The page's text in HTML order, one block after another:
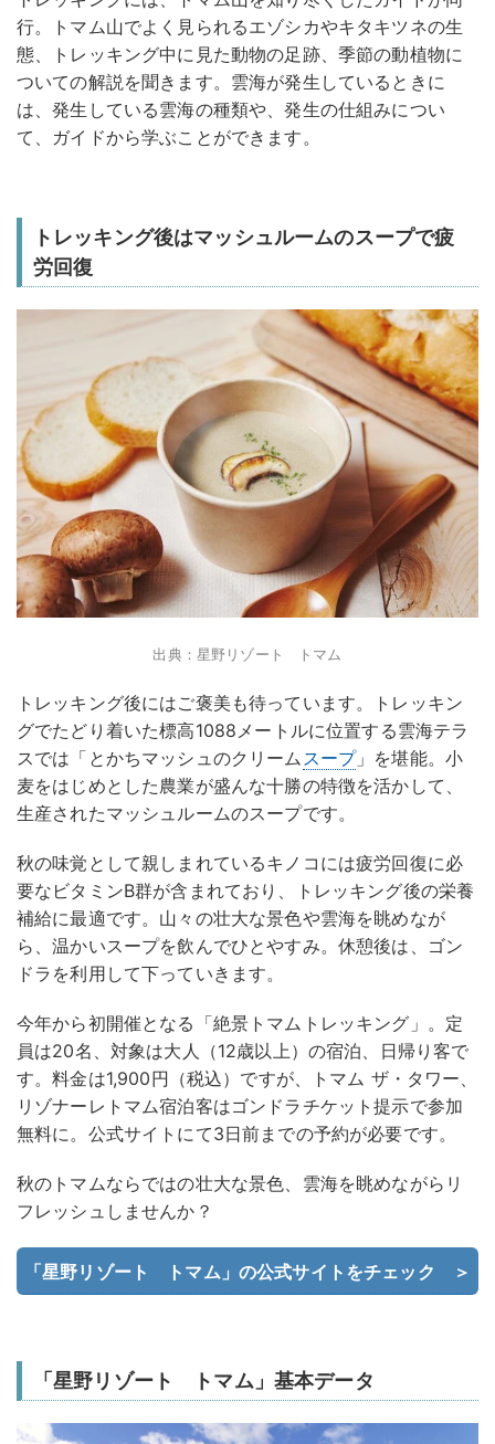
行。トマム山でよく見られるエゾシカやキタキツネの生
態、トレッキング中に見た動物の足跡、季節の動植物に
ついての解説を聞きます。雲海が発生しているときに
は、発生している雲海の種類や、発生の仕組みについ
て、ガイドから学ぶことができます。
トレッキング後はマッシュルームのスープで疲
労回復
出典：星野リゾート トマム
トレッキング後にはご褒美も待っています。トレッキン
グでたどり着いた標高1088メートルに位置する雲海テラ
スでは「とかちマッシュのクリーム スープ」を堪能。小
麦をはじめとした農業が盛んな十勝の特徴を活かして、
生産されたマッシュルームのスープです。
秋の味覚として親しまれているキノコには疲労回復に必
要なビタミンB群が含まれており、トレッキング後の栄養
補給に最適です。山々の壮大な景色や雲海を眺めなが
ら、温かいスープを飲んでひとやすみ。休憩後は、ゴン
ドラを利用して下っていきます。
今年から初開催となる「絶景トマムトレッキング」。定
員は20名、対象は大人（12歳以上）の宿泊、日帰り客で
す。料金は1,900円（税込）ですが、トマム ザ・タワー、
リゾナーレトマム宿泊客はゴンドラチケット提示で参加
無料に。公式サイトにて3日前までの予約が必要です。
秋のトマムならではの壮大な景色、雲海を眺めながらリ
フレッシュしませんか？
「星野リゾート トマム」の公式サイトをチェック ＞
「星野リゾート トマム」基本データ